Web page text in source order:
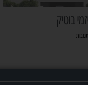
בוטיק